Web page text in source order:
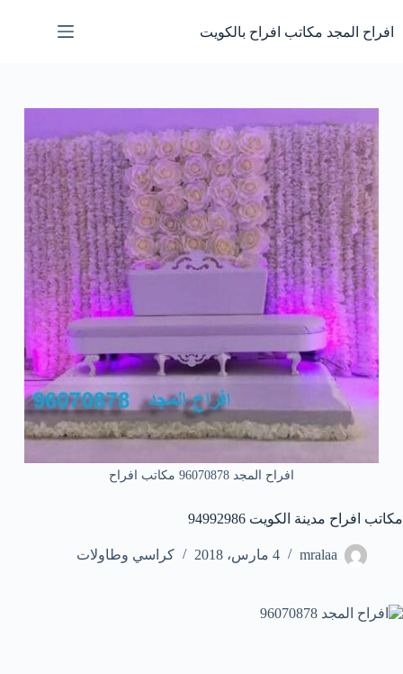
إلى
المحتوى
افراح المجد مكاتب افراح بالكويت
افراح المجد 96070878 مكاتب افراح
مكاتب افراح مدينة الكويت 94992986
mralaa 4 مارس، 2018 كراسي وطاولات